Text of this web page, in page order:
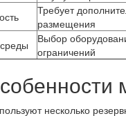
Требует
размещения
Выбор
ограничений
несколько